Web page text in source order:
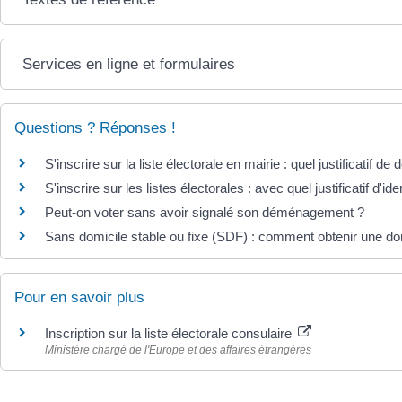
Services en ligne et formulaires
Questions ? Réponses !
S'inscrire sur la liste électorale en mairie : quel justificatif de
S'inscrire sur les listes électorales : avec quel justificatif
Peut-on voter sans avoir signalé son déménagement ?
Sans domicile stable ou fixe (SDF) : comment obtenir une
Pour en savoir plus
Inscription sur la liste électorale consulaire
Ministère chargé de l'Europe et des affaires étrangères